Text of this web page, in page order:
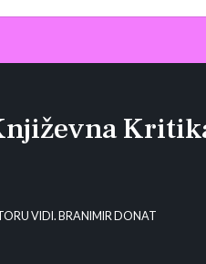
VIDI. BRANIMIR DONAT